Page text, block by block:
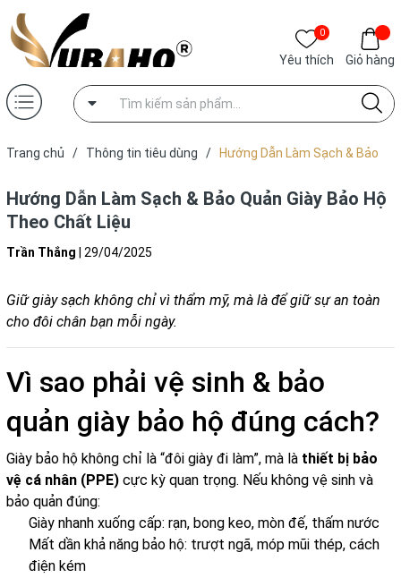
0
Yêu thích Giỏ hàng
Trang chủ / Thông tin tiêu dùng /
Hướng Dẫn Làm Sạch & Bảo
Hướng Dẫn Làm Sạch & Bảo Quản Giày Bảo Hộ
Theo Chất Liệu
Trần Thắng 29/04/2025
Giữ giày sạch không chỉ vì thẩm mỹ, mà là để giữ sự an toàn
cho đôi chân bạn mỗi ngày.
Vì sao phải vệ sinh & bảo
quản giày bảo hộ đúng cách?
Giày bảo hộ không chỉ là “đôi giày đi làm”, mà là thiết bị bảo
vệ cá nhân (PPE) cực kỳ quan trọng. Nếu không vệ sinh và
bảo quản đúng:
Giày nhanh xuống cấp: rạn, bong keo, mòn đế, thấm nước
Mất dần khả năng bảo hộ: trượt ngã, móp mũi thép, cách
điện kém